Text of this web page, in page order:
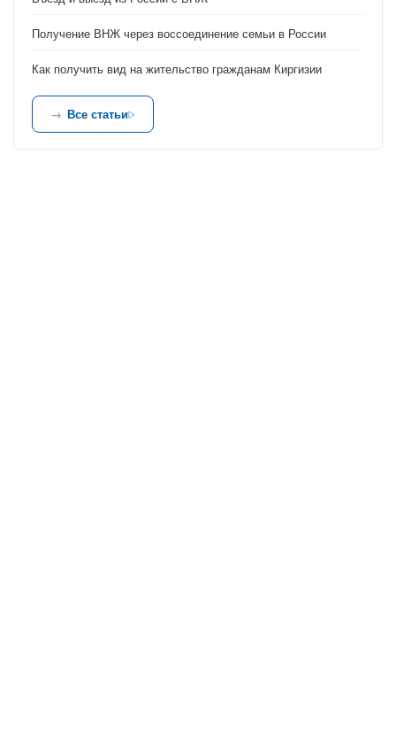
Получение ВНЖ через воссоединение семьи в России
Как получить вид на жительство гражданам Киргизии
Все статьи